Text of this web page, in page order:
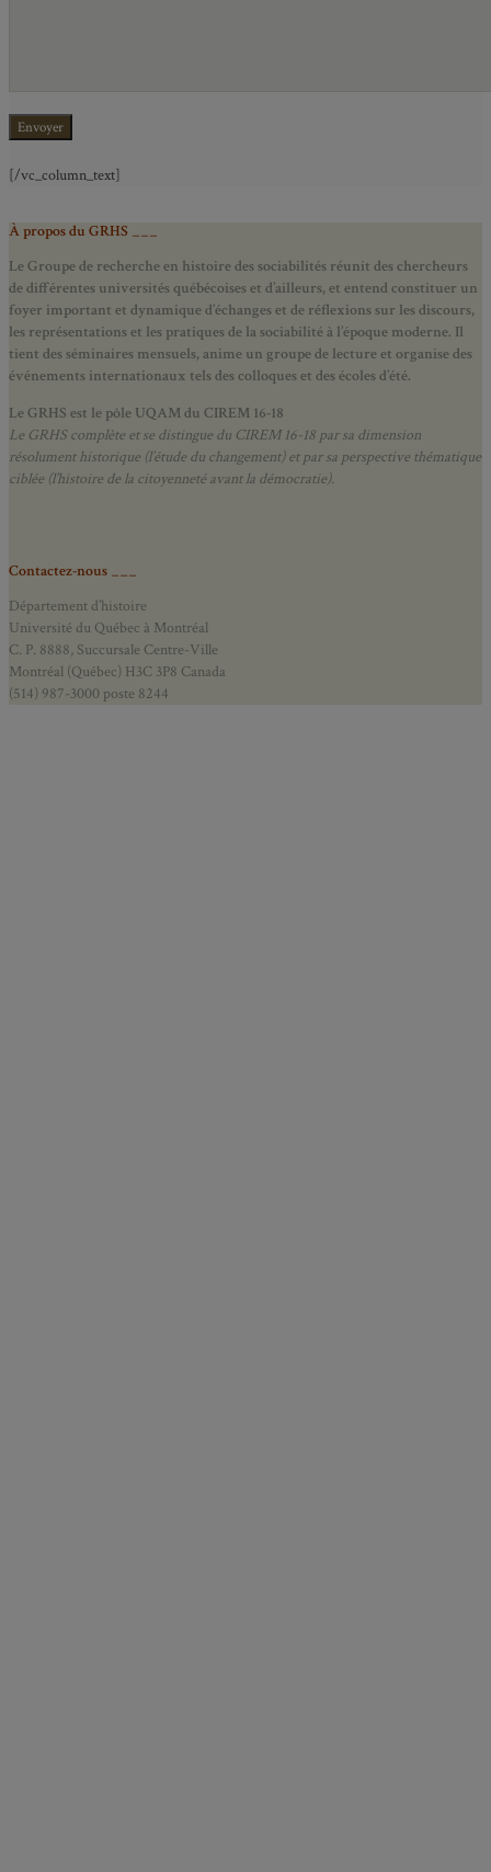
[/vc_column_text]
À propos du GRHS ___
Le Groupe de recherche en histoire des sociabilités réunit des chercheurs
de différentes universités québécoises et d’ailleurs, et entend constituer un
foyer important et dynamique d’échanges et de réflexions sur les discours,
les représentations et les pratiques de la sociabilité à l’époque moderne. Il
tient des séminaires mensuels, anime un groupe de lecture et organise des
événements internationaux tels des colloques et des écoles d’été.
Le GRHS est le pôle UQAM du CIREM 16-18
Le GRHS complète et se distingue du CIREM 16-18 par sa dimension
résolument historique (l’étude du changement) et par sa perspective thématique
ciblée (l’histoire de la citoyenneté avant la démocratie).
Contactez-nous ___
Département d’histoire
Université du Québec à Montréal
C. P. 8888, Succursale Centre-Ville
Montréal (Québec) H3C 3P8 Canada
(514) 987-3000 poste 8244